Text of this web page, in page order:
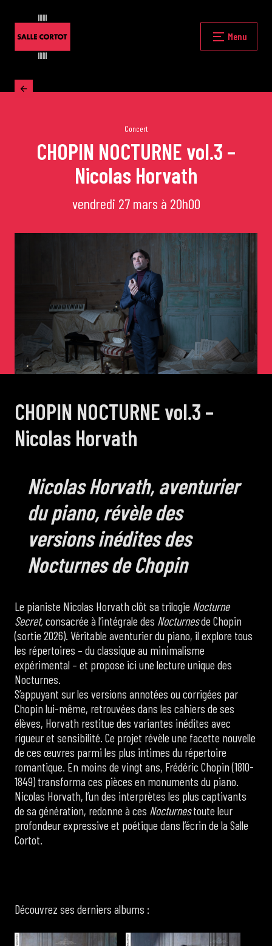
Fermer
Accueil
La programmation
Les grands concerts
Les Rencontres Musicales
de Cortot
Concerts de midi et demi
Scolaires / Pass Culture
Piano Solo Jazz
L’événementiel
Les contacts
Menu
Concert
CHOPIN NOCTURNE vol.3 –
Nicolas Horvath
vendredi 27 mars à 20h00
CHOPIN NOCTURNE vol.3 –
Nicolas Horvath
Nicolas Horvath, aventurier
du piano, révèle des
versions inédites des
Nocturnes de Chopin
Le pianiste Nicolas Horvath clôt sa trilogie Nocturne
Secret,consacrée à l’intégrale des Nocturnesde Chopin
(sortie 2026). Véritable aventurier du piano, il explore tous
les répertoires – du classique au minimalisme
expérimental – et propose ici une lecture unique des
Nocturnes.
S’appuyant sur les versions annotées ou corrigées par
Chopin lui-même, retrouvées dans les cahiers de ses
élèves, Horvath restitue des variantes inédites avec
rigueur et sensibilité. Ce projet révèle une facette nouvelle
de ces œuvres parmi les plus intimes du répertoire
romantique. En moins de vingt ans, Frédéric Chopin (1810-
1849) transforma ces pièces en monuments du piano.
Nicolas Horvath, l’un des interprètes les plus captivants
de sa génération, redonne à ces Nocturnestoute leur
profondeur expressive et poétique dans l’écrin de la Salle
Cortot.
Découvrez ses derniers albums :